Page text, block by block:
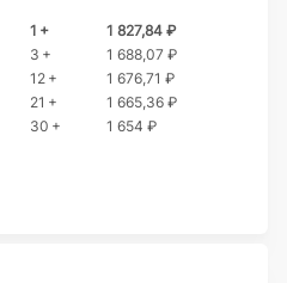
1 +
1 827,84 ₽
3 +
1 688,07 ₽
12 +
1 676,71 ₽
21 +
1 665,36 ₽
30 +
1 654 ₽